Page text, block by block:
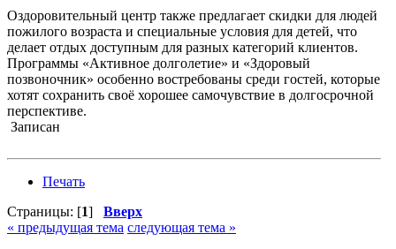
Оздоровительный центр также предлагает скидки для людей
пожилого возраста и специальные условия для детей, что
делает отдых доступным для разных категорий клиентов.
Программы «Активное долголетие» и «Здоровый
позвоночник» особенно востребованы среди гостей, которые
хотят сохранить своё хорошее самочувствие в долгосрочной
перспективе.
Записан
Печать
Страницы: [1] Вверх
« предыдущая тема следующая тема »